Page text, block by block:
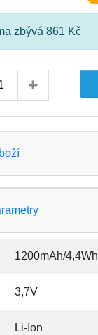
zbývá 861 Kč
1200mAh/4,4Wh
3,7V
Li-Ion